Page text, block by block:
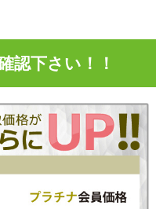
認下さい！！